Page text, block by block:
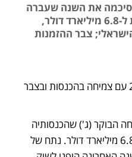
סיכמה את השנה שעברה
עם צמיחה של 14% בהכנסות ל-6.8 מיליארד דולר,
מהשוק הישראלי; צבר ההזמנות